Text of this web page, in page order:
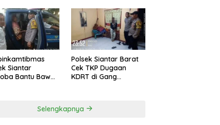
di Nagori
Gunung Hijau Mega
Belum Berikan
Penjelasan Resmi
Siantar
Bantu Bawa
Polsek Siantar Barat
Cek TKP Dugaan
KDRT di Gang
Selengkapnya